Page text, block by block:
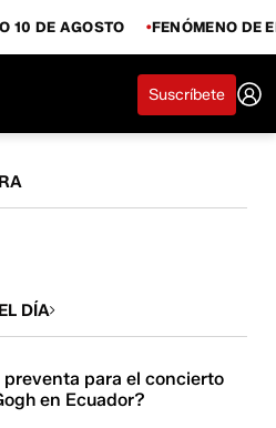
10 DE AGOSTO FENÓMENO DE
Suscríbete
DÍA
para el concierto
en Ecuador?